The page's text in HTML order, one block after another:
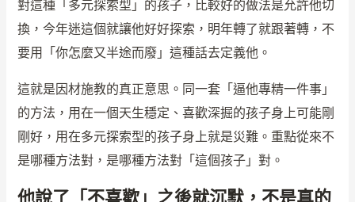
對這種「多元探索型」的孩子，比較好的做法是允許他切
換，今年迷這個就讓他好好探索，明年轉了就跟著轉，不
要用「你怎麼又半途而廢」這種話去定義他。
這就是因材施教的真正意思。同一套「逼他專精一件事」
的方法，用在一個天生穩定、喜歡深掘的孩子身上可能剛
剛好，用在多元探索型的孩子身上就是災難。重點從來不
是哪種方法對，是哪種方法對「這個孩子」對。
他說了「不喜歡」之後就沉默，不是真的